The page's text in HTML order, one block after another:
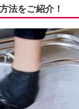
法をご紹介！